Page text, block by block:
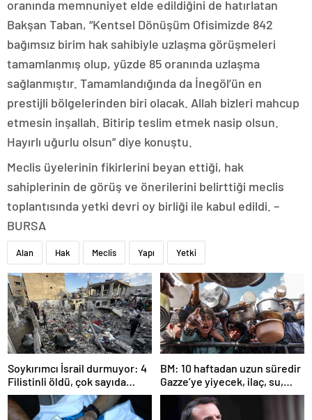
oranında memnuniyet elde edildiğini de hatırlatan
Bakşan Taban, “Kentsel Dönüşüm Ofisimizde 842
bağımsız birim hak sahibiyle uzlaşma görüşmeleri
tamamlanmış olup, yüzde 85 oranında uzlaşma
sağlanmıştır. Tamamlandığında da İnegöl’ün en
prestijli bölgelerinden biri olacak. Allah bizleri mahcup
etmesin inşallah. Bitirip teslim etmek nasip olsun.
Hayırlı uğurlu olsun” diye konuştu.
Meclis üyelerinin fikirlerini beyan ettiği, hak
sahiplerinin de görüş ve önerilerini belirttiği meclis
toplantısında yetki devri oy birliği ile kabul edildi. –
BURSA
Alan Hak Meclis Yapı Yetki
Soykırımcı İsrail durmuyor: 4
Filistinli öldü, çok sayıda
yaralı var
BM: 10 haftadan uzun süredir
Gazze’ye yiyecek, ilaç, su,
çadır girmedi